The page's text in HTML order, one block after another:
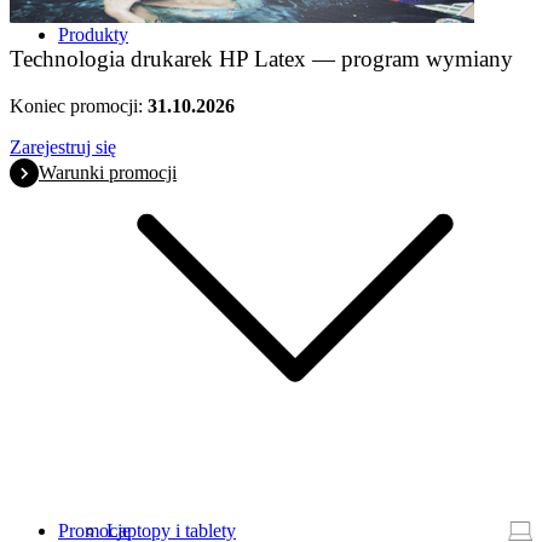
Produkty
Laptopy i tablety
Promocje
Technologia drukarek HP Latex — program wymiany
Koniec promocji: 31.10.2026
Zarejestruj się
Warunki promocji